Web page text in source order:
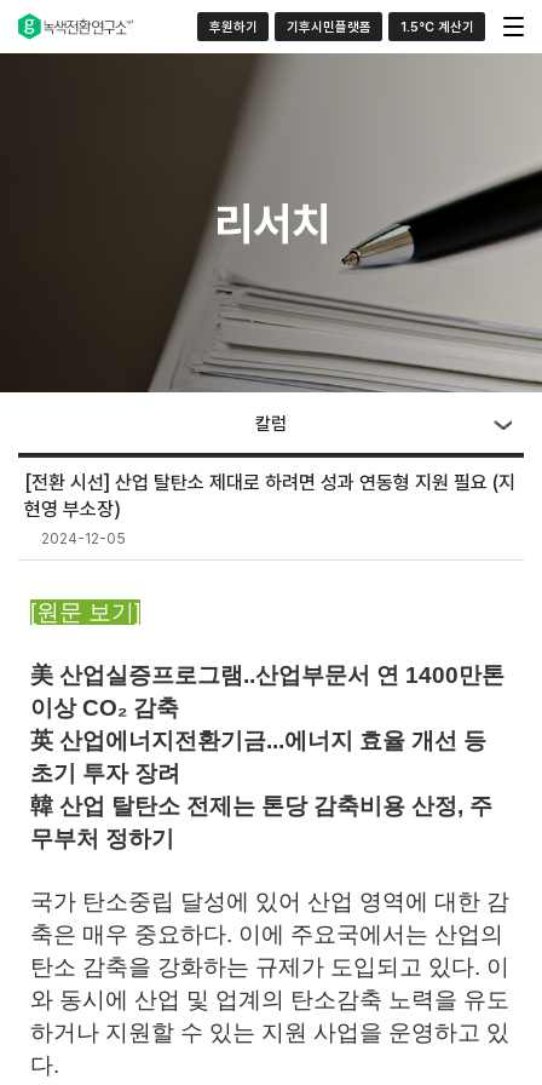
후원하기 기후시민플랫폼 1.5°C 계산기
리서치
칼럼
[전환 시선] 산업 탈탄소 제대로 하려면 성과 연동형 지원 필요 (지
현영 부소장)
2024-12-05
[원문 보기]
美 산업실증프로그램..산업부문서 연 1400만톤
이상 CO₂ 감축
英 산업에너지전환기금...에너지 효율 개선 등
초기 투자 장려
韓 산업 탈탄소 전제는 톤당 감축비용 산정, 주
무부처 정하기
국가 탄소중립 달성에 있어 산업 영역에 대한 감
축은 매우 중요하다. 이에 주요국에서는 산업의
탄소 감축을 강화하는 규제가 도입되고 있다. 이
와 동시에 산업 및 업계의 탄소감축 노력을 유도
하거나 지원할 수 있는 지원 사업을 운영하고 있
다.